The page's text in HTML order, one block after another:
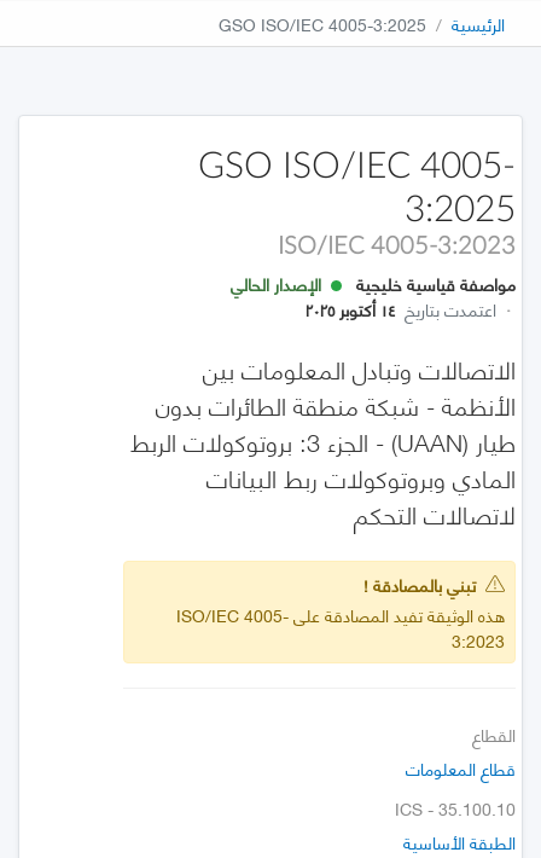
الرئيسية GSO ISO/IEC 4005-3:2025
GSO ISO/IEC 4005-
3:2025
ISO/IEC 4005-3:2023
مواصفة قياسية خليجية
الإصدار الحالي
· اعتمدت بتاريخ ١٤ أكتوبر ٢٠٢٥
الاتصالات وتبادل المعلومات بين
الأنظمة - شبكة منطقة الطائرات بدون
طيار (UAAN) - الجزء 3: بروتوكولات الربط
المادي وبروتوكولات ربط البيانات
لاتصالات التحكم
تبني بالمصادقة !
هذه الوثيقة تفيد المصادقة على ISO/IEC 4005-
3:2023
القطاع
قطاع المعلومات
ICS - 35.100.10
الطبقة الأساسية